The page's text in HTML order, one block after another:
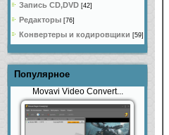
Запись CD,DVD [42]
Редакторы [76]
Конвертеры и кодировщики [59]
Популярное
Movavi Video Convert...